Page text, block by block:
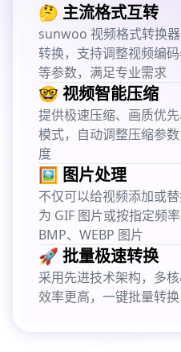
🤔 主流格式互转
sunwoo 视频格式转换
转换，支持调整视频编
等参数，满足专业需求
🤓 视频智能压缩
提供极速压缩、画质优
模式，自动调整压缩参
度
🖼️ 图片处理
不仅可以给视频添加或
为 GIF 图片或按指定频率
BMP、WEBP 图片
🚀 批量极速转换
采用先进技术架构，多
效率更高，一键批量转